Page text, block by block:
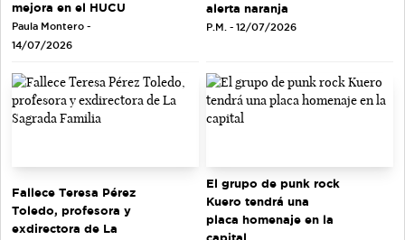
mejora en el HUCU
Paula Montero -
14/07/2026
alerta naranja
P.M. - 12/07/2026
Fallece Teresa Pérez
Toledo, profesora y
exdirectora de La
El grupo de punk rock
Kuero tendrá una
placa homenaje en la
capital